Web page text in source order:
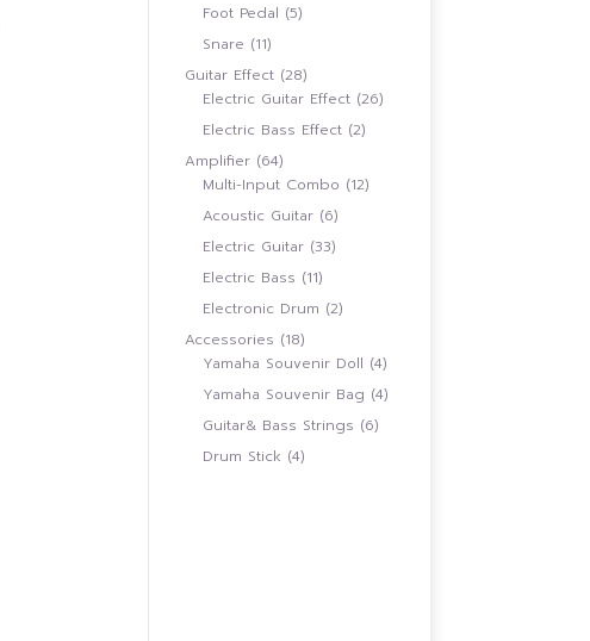
Foot Pedal 55
Snare 1111
สินค้า
Guitar Effect 2828
สินค้า
Electric Guitar Effect 2626
Electric Bass Effect 22
Amplifier 6464
สินค้า
Multi-Input Combo 1212
Acoustic Guitar 66
สินค้า
Electric Guitar 3333
Electric Bass 1111
สินค้า
Electronic Drum 22
Accessories 1818
สินค้า
Yamaha Souvenir Doll 44
สินค้า
Yamaha Souvenir Bag 44
Guitar& Bass Strings 66
Drum Stick 44